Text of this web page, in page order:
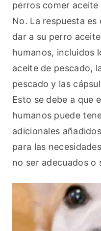
perros comer
No. La respuesta
dar a su perro
humanos, incluidos
aceite de pescado,
pescado y las
Esto se debe a que
humanos puede
adicionales
para las
no ser adecuados o